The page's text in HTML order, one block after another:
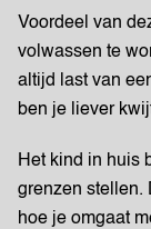
Voordeel van
volwassen te
altijd last van
ben je liever
Het kind in huis
grenzen stellen.
hoe je omgaat